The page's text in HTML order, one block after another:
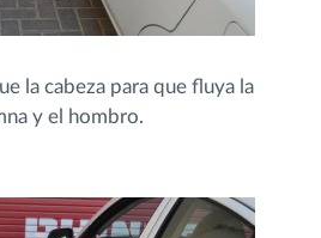
la cabeza para que fluya la
y el hombro.